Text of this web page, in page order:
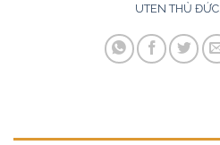
UTEN THỦ ĐỨC